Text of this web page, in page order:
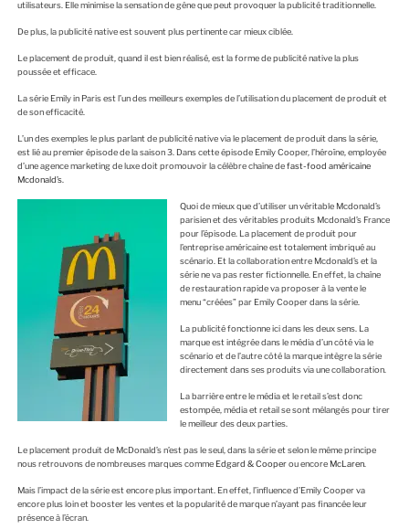
utilisateurs. Elle minimise la sensation de gêne que peut provoquer la publicité traditionnelle.
De plus, la publicité native est souvent plus pertinente car mieux ciblée.
Le placement de produit, quand il est bien réalisé, est la forme de publicité native la plus
poussée et efficace.
La série Emily in Paris est l’un des meilleurs exemples de l’utilisation du placement de produit et
de son efficacité.
L’un des exemples le plus parlant de publicité native via le placement de produit dans la série,
est lié au premier épisode de la saison 3. Dans cette épisode Emily Cooper, l’héroïne, employée
d’une agence marketing de luxe doit promouvoir la célèbre chaîne defast-food américaine
Mcdonald’s.
Quoi de mieux que d’utiliser un véritable Mcdonald’s
parisien et des véritables produits Mcdonald’s France
pour l’épisode. La placement de produit pour
l’entreprise américaine est totalement imbriqué au
scénario. Et la collaboration entre Mcdonald’s et la
série ne va pas rester fictionnelle. En effet, la chaîne
de restauration rapide va proposer à la vente le
menu “créées” par Emily Cooper dans la série.
La publicité fonctionne ici dans les deux sens. La
marque est intégrée dans le média d’un côté via le
scénario et de l’autre côté la marque intègre la série
directement dans ses produits via une collaboration.
La barrière entre le média et le retail s’est donc
estompée, média et retail se sont mélangés pour tirer
le meilleur des deux parties.
Le placement produit de McDonald’s n’est pas le seul, dans la série et selon le même principe
nous retrouvons de nombreuses marques comme Edgard & Cooperou encore McLaren.
Mais l’impact de la série est encore plus important. En effet, l’influence d’Emily Cooper va
encore plus loin et booster les ventes et la popularité de marque n’ayant pas financée leur
présence à l’écran.